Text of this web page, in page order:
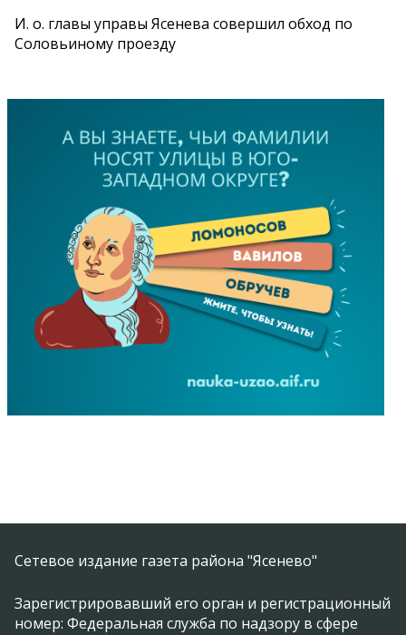
И. о. главы управы Ясенева совершил обход по
Соловьиному проезду
Сетевое издание газета района "Ясенево"
Зарегистрировавший его орган и регистрационный
номер: Федеральная служба по надзору в сфере